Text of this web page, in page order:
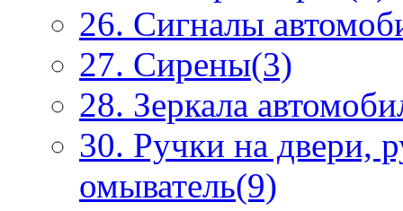
26. Сигналы
27. Сирены(3)
28. Зеркала
30. Ручки на двери,
омыватель(9)